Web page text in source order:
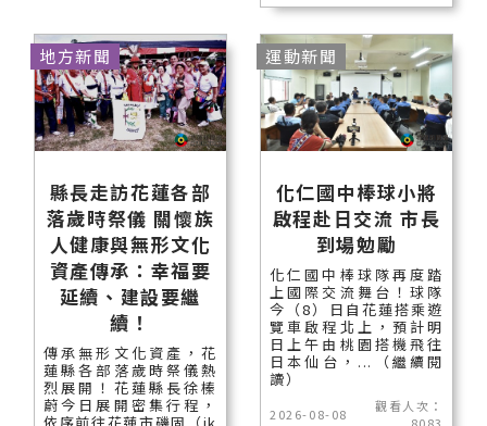
縣長走訪花蓮各部
落歲時祭儀 關懷族
人健康與無形文化
資產傳承：幸福要
延續、建設要繼
續！
傳承無形文化資產，花
蓮縣各部落歲時祭儀熱
烈展開！花蓮縣長徐榛
蔚今日展開密集行程，
地方新聞
化仁國中棒球小將
啟程赴日交流 市長
到場勉勵
化仁國中棒球隊再度踏
上國際交流舞台！球隊
今（8）日自花蓮搭乘遊
覽車啟程北上，預計明
日上午由桃園搭機飛往
日本仙台，...（繼續閱
讀）
2026-08-08
觀看人次：
運動新聞